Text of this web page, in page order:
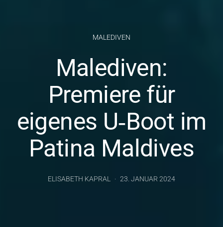
MALEDIVEN
Malediven:
Premiere für
eigenes U‑Boot im
Patina Maldives
ELISABETH KAPRAL 23. JANUAR 2024